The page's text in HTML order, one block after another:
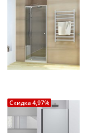
Скидка 4,97%